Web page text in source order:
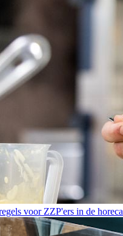
voor ZZP'ers in de horeca